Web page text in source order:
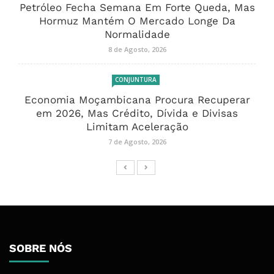
Petróleo Fecha Semana Em Forte Queda, Mas
Hormuz Mantém O Mercado Longe Da
Normalidade
8 de Agosto, 2026
CONJUNTURA
Economia Moçambicana Procura Recuperar
em 2026, Mas Crédito, Dívida e Divisas
Limitam Aceleração
7 de Agosto, 2026
SOBRE NÓS